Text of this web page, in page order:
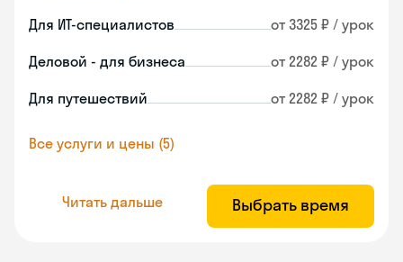
Для ИТ-специалистов от 3325 ₽ / урок
Деловой - для бизнеса от 2282 ₽ / урок
Для путешествий от 2282 ₽ / урок
Все услуги и цены (5)
Читать дальше Выбрать время